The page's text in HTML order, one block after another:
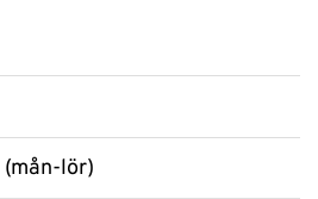
(mån-lör)